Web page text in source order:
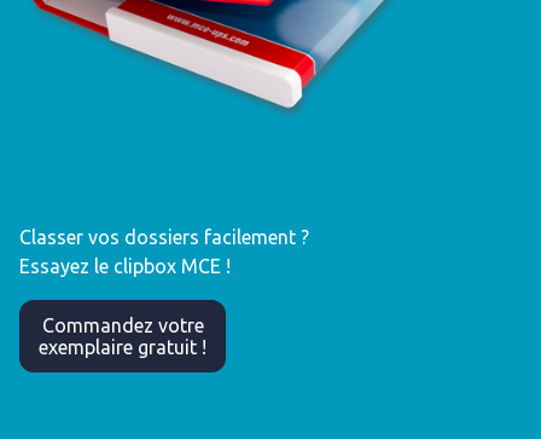
Classer vos dossiers facilement ?
Essayez le clipbox MCE !
Commandez votre
exemplaire gratuit !